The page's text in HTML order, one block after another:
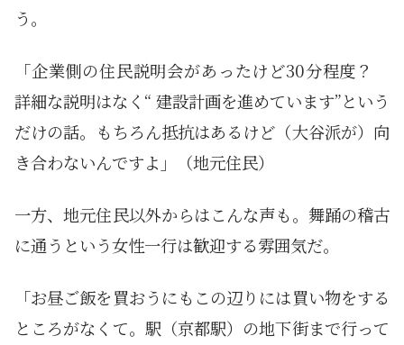
う。
「企業側の住民説明会があったけど30分程度？
詳細な説明はなく“ 建設計画を進めています”という
だけの話。もちろん抵抗はあるけど（大谷派が）向
き合わないんですよ」（地元住民）
一方、地元住民以外からはこんな声も。舞踊の稽古
に通うという女性一行は歓迎する雰囲気だ。
「お昼ご飯を買おうにもこの辺りには買い物をする
ところがなくて。駅（京都駅）の地下街まで行って